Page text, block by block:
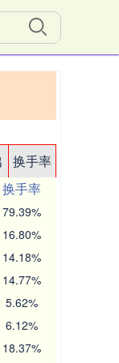
换手率
换手率
79.39%
16.80%
14.18%
14.77%
5.62%
6.12%
18.37%